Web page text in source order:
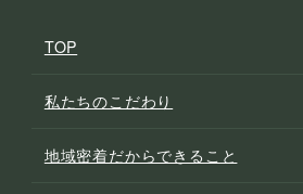
TOP
私たちのこだわり
地域密着だからできること